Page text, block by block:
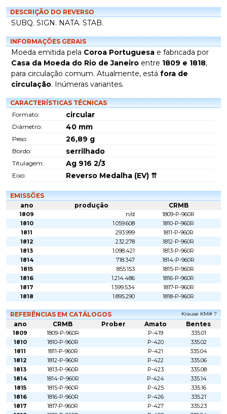
DESCRIÇÃO DO REVERSO
SUBQ. SIGN. NATA. STAB.
INFORMAÇÕES GERAIS
Moeda emitida pela Coroa Portuguesa e fabricada por
Casa da Moeda do Rio de Janeiro entre 1809 e 1818,
para circulação comum. Atualmente, está fora de
circulação. Inúmeras variantes.
CARACTERÍSTICAS TÉCNICAS
Formato:
circular
Diâmetro: 40 mm
Peso: 26,89 g
Bordo: serrilhado
Titulagem: Ag 916 2/3
Eixo: Reverso Medalha (EV) ⇈
EMISSÕES
ano
produção CRMB
1809 n/d
1809-P-960R
1810
1.059.608
1810-P-960R
1811
293.999
1811-P-960R
1812
232.278
1812-P-960R
1813
1.098.421
1813-P-960R
1814
718.347
1814-P-960R
1815
855.153
1815-P-960R
1816
1.214.486
1816-P-960R
1817
1.599.534
1817-P-960R
1818
1.895.290 1818-P-960R
REFERÊNCIAS EM CATÁLOGOS Krause KM# ?
ano CRMB Prober Amato Bentes
1809 1809-P-960R P-419
335.01
1810
1810-P-960R P-420
335.02
1811
1811-P-960R P-421
335.04
1812
1812-P-960R P-422
335.06
1813
1813-P-960R P-423
335.08
1814
1814-P-960R P-424
335.14
1815
1815-P-960R P-425
335.16
1816
1816-P-960R P-426
335.21
1817
1817-P-960R P-427
335.23